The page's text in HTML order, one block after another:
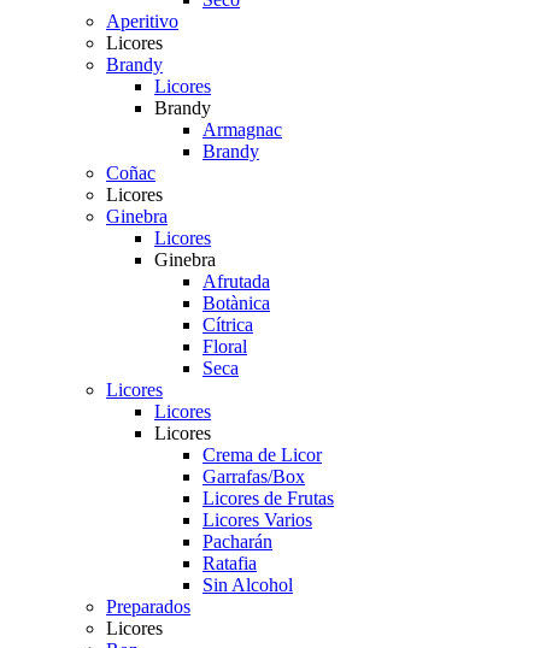
Aperitivo
Licores
Brandy
Licores
Brandy
Armagnac
Brandy
Coñac
Licores
Ginebra
Licores
Ginebra
Afrutada
Botànica
Cítrica
Floral
Seca
Licores
Licores
Licores
Crema de Licor
Garrafas/Box
Licores de Frutas
Licores Varios
Pacharán
Ratafia
Sin Alcohol
Preparados
Licores